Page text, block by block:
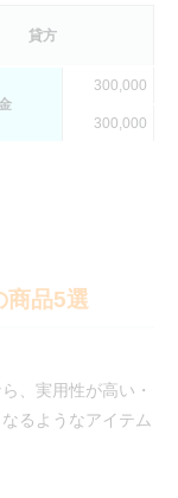
貸方
300,000
300,000
商品5選
、実用性が高い・
るようなアイテム